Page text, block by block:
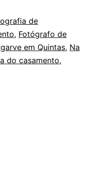
Setúbal:
na
Quinta
de
, Fotógrafo de
em Quintas, Na
do casamento,